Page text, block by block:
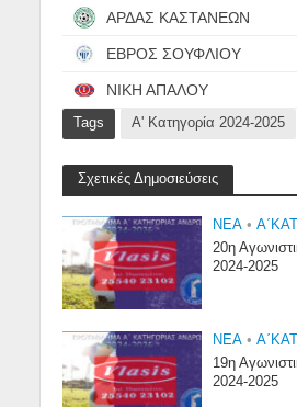
ΑΡΔΑΣ ΚΑΣΤΑΝΕΩΝ
ΕΒΡΟΣ ΣΟΥΦΛΙΟΥ
ΝΙΚΗ ΑΠΑΛΟΥ
Tags Α' Κατηγορία 2024-2025
Σχετικές Δημοσιεύσεις
NEA •
20η
2024-2025
NEA •
19η
2024-2025